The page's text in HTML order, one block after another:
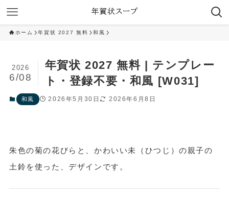
ホーム 年賀状 2027 無料 和風
年賀状 2027 無料 | テンプレー
ト・登録不要・和風 [W031]
2026
6/08
和風 2026年5月30日 2026年6月8日
朱色の菊の花びらと、かわいい未（ひつじ）の親子の
土鈴を使った、デザインです。